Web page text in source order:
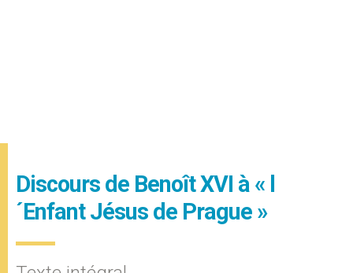
Discours de Benoît XVI à « l
´Enfant Jésus de Prague »